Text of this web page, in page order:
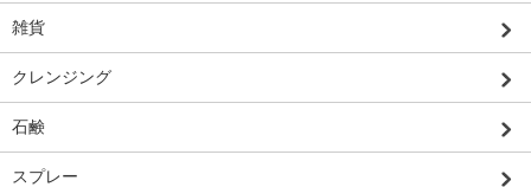
雑貨
クレンジング
石鹸
スプレー